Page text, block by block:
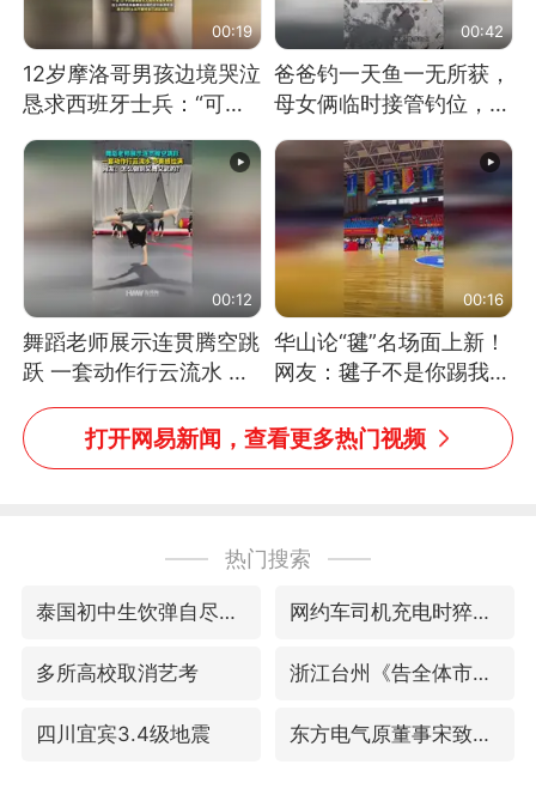
00:19
12岁摩洛哥男孩边境哭泣
恳求西班牙士兵：“可不
可以不要把我遣返回国”
00:42
爸爸钓一天鱼一无所获，
母女俩临时接管钓位，用
玩具鱼竿钓上大鱼
00:12
舞蹈老师展示连贯腾空跳
跃 一套动作行云流水 节
奏感拉满 网友：怎么做
到又舞又武的？
00:16
华山论“毽”名场面上新！
网友：毽子不是你踢我
捡，我踢你捡吗
打开网易新闻，查看更多热门视频
热门搜索
泰国初中生饮弹自尽前开了26枪 网约车司机充电时猝死保险拒赔
多所高校取消艺考 浙江台州《告全体市民书》
四川宜宾3.4级地震 东方电气原董事宋致远被查